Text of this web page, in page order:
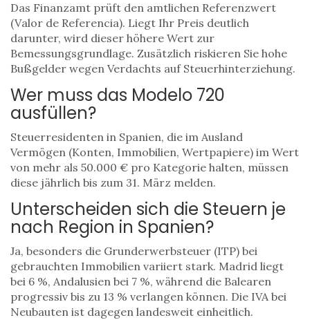
Das Finanzamt prüft den amtlichen Referenzwert
(Valor de Referencia). Liegt Ihr Preis deutlich
darunter, wird dieser höhere Wert zur
Bemessungsgrundlage. Zusätzlich riskieren Sie hohe
Bußgelder wegen Verdachts auf Steuerhinterziehung.
Wer muss das Modelo 720
ausfüllen?
Steuerresidenten in Spanien, die im Ausland
Vermögen (Konten, Immobilien, Wertpapiere) im Wert
von mehr als 50.000 € pro Kategorie halten, müssen
diese jährlich bis zum 31. März melden.
Unterscheiden sich die Steuern je
nach Region in Spanien?
Ja, besonders die Grunderwerbsteuer (ITP) bei
gebrauchten Immobilien variiert stark. Madrid liegt
bei 6 %, Andalusien bei 7 %, während die Balearen
progressiv bis zu 13 % verlangen können. Die IVA bei
Neubauten ist dagegen landesweit einheitlich.